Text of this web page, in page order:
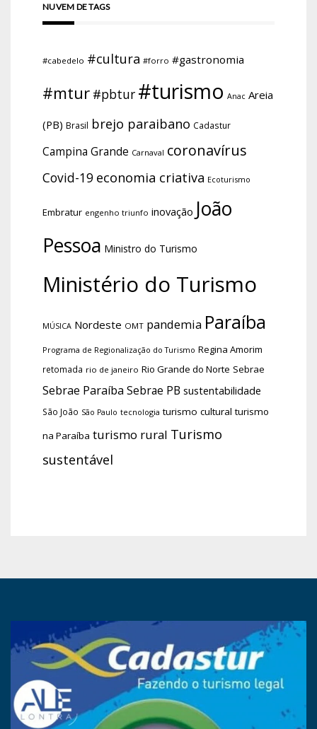
NUVEM DE TAGS
#cabedelo #cultura #forro #gastronomia
#mtur #pbtur #turismo Anac Areia
(PB) Brasil brejo paraibano Cadastur
Campina Grande Carnaval coronavírus
Covid-19 economia criativa Ecoturismo
Embratur engenho triunfo inovação João
Pessoa Ministro do Turismo
Ministério do Turismo
MÚSICA Nordeste OMT pandemia Paraíba
Programa de Regionalização do Turismo Regina Amorim
retomada rio de janeiro Rio Grande do Norte Sebrae
Sebrae Paraíba Sebrae PB sustentabilidade
São João São Paulo tecnologia turismo cultural turismo
na Paraíba turismo rural Turismo
sustentável